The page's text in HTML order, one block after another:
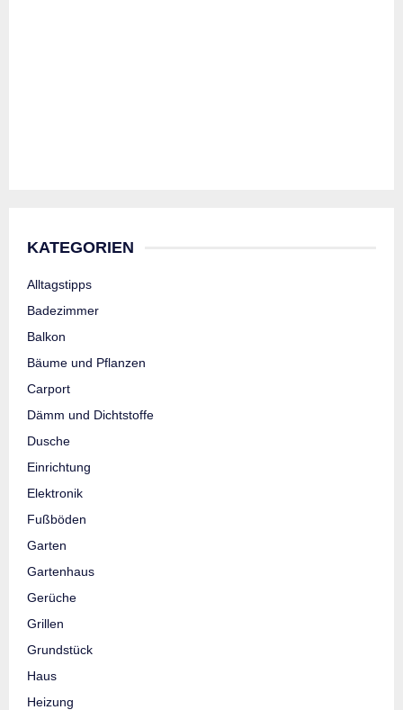
KATEGORIEN
Alltagstipps
Badezimmer
Balkon
Bäume und Pflanzen
Carport
Dämm und Dichtstoffe
Dusche
Einrichtung
Elektronik
Fußböden
Garten
Gartenhaus
Gerüche
Grillen
Grundstück
Haus
Heizung